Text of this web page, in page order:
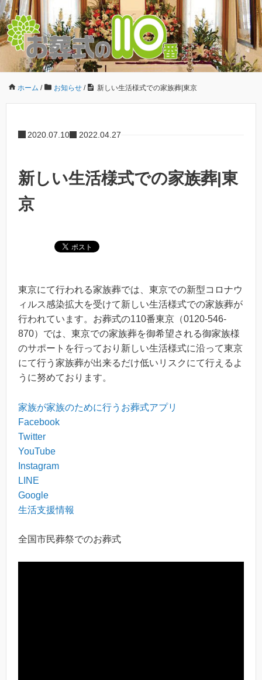
ホーム / お知らせ / 新しい生活様式での家族葬|東京
2020.07.10 2022.04.27
新しい生活様式での家族葬|東
京
東京にて行われる家族葬では、東京での新型コロナウ
ィルス感染拡大を受けて新しい生活様式での家族葬が
行われています。お葬式の110番東京（0120-546-
870）では、東京での家族葬を御希望される御家族様
のサポートを行っており新しい生活様式に沿って東京
にて行う家族葬が出来るだけ低いリスクにて行えるよ
うに努めております。
家族が家族のために行うお葬式アプリ
Facebook
Twitter
YouTube
Instagram
LINE
Google
生活支援情報
全国市民葬祭でのお葬式